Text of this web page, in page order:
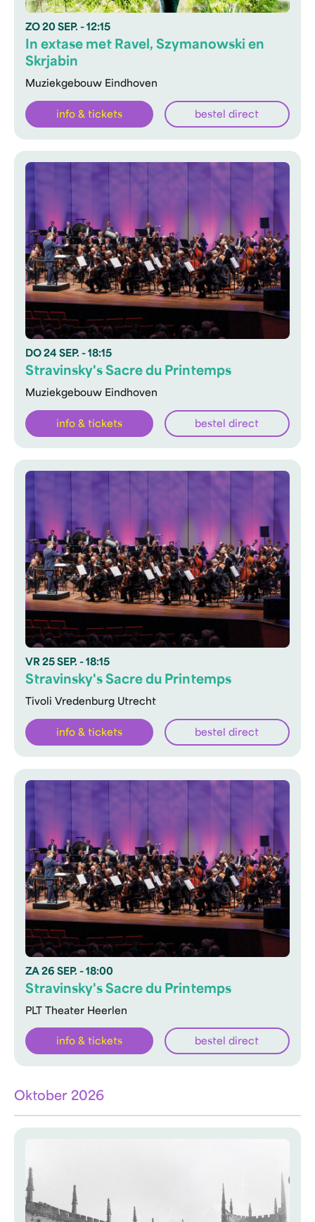
ZO 20 SEP. - 12:15
Muziekgebouw Eindhoven
In extase met Ravel, Szymanowski en
Skrjabin
info & tickets bestel direct
DO 24 SEP. - 18:15
Muziekgebouw Eindhoven
Stravinsky's Sacre du Printemps
info & tickets bestel direct
VR 25 SEP. - 18:15
Tivoli Vredenburg Utrecht
Stravinsky's Sacre du Printemps
info & tickets bestel direct
ZA 26 SEP. - 18:00
PLT Theater Heerlen
Stravinsky's Sacre du Printemps
info & tickets bestel direct
Oktober 2026